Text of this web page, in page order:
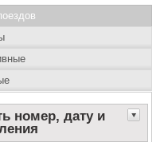
номер, дату и